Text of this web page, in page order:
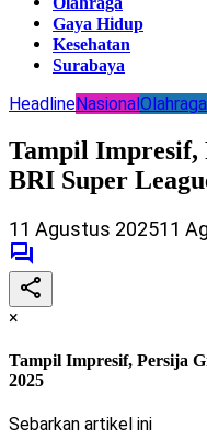
Gaya Hidup
Kesehatan
Surabaya
HeadlineNasionalOlahraga
Tampil Impresif,
BRI Super
11 Agustus 202511
×
Tampil Impresif, Persija
2025
Sebarkan artikel ini